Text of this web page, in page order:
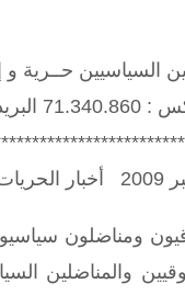
السياسيين
أخبار
والمناضلين